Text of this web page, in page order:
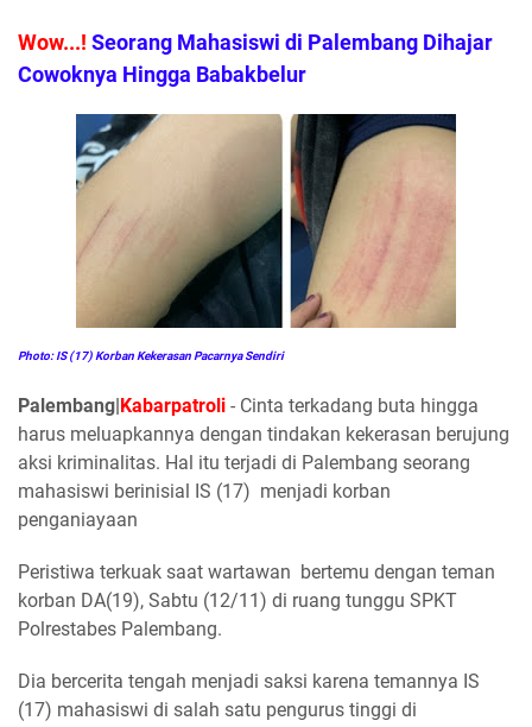
Wow...! Seorang Mahasiswi di Palembang Dihajar
Cowoknya Hingga Babakbelur
Photo: IS (17) Korban Kekerasan Pacarnya Sendiri
Palembang|Kabarpatroli - Cinta terkadang buta hingga
harus meluapkannya dengan tindakan kekerasan berujung
aksi kriminalitas. Hal itu terjadi di Palembang seorang
mahasiswi berinisial IS (17) menjadi korban
penganiayaan
Peristiwa terkuak saat wartawan bertemu dengan teman
korban DA(19), Sabtu (12/11) di ruang tunggu SPKT
Polrestabes Palembang.
Dia bercerita tengah menjadi saksi karena temannya IS
(17) mahasiswi di salah satu pengurus tinggi di